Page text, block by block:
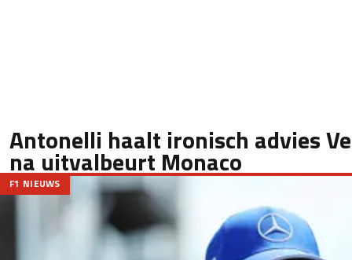
Antonelli haalt ironisch advies
na uitvalbeurt Monaco
F1 NIEUWS